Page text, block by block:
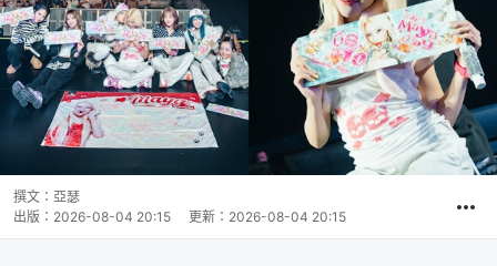
撰文： 亞瑟
出版： 2026-08-04 20:15 更新： 2026-08-04 20:15